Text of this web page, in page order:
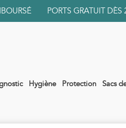
PORTS GRATUIT DÈS
Hygiène Protection Sacs